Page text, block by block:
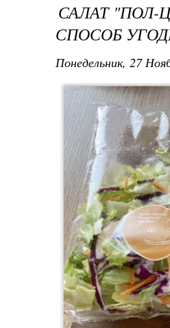
САЛАТ "ПОЛ-
СПОСОБ
Понедельник, 27